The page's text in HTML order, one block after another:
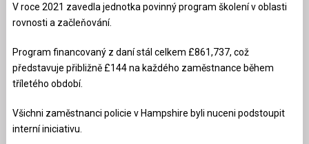
V roce 2021 zavedla jednotka povinný program školení v oblasti
rovnosti a začleňování.
Program financovaný z daní stál celkem £861,737, což
představuje přibližně £144 na každého zaměstnance během
tříletého období.
Všichni zaměstnanci policie v Hampshire byli nuceni podstoupit
interní iniciativu.